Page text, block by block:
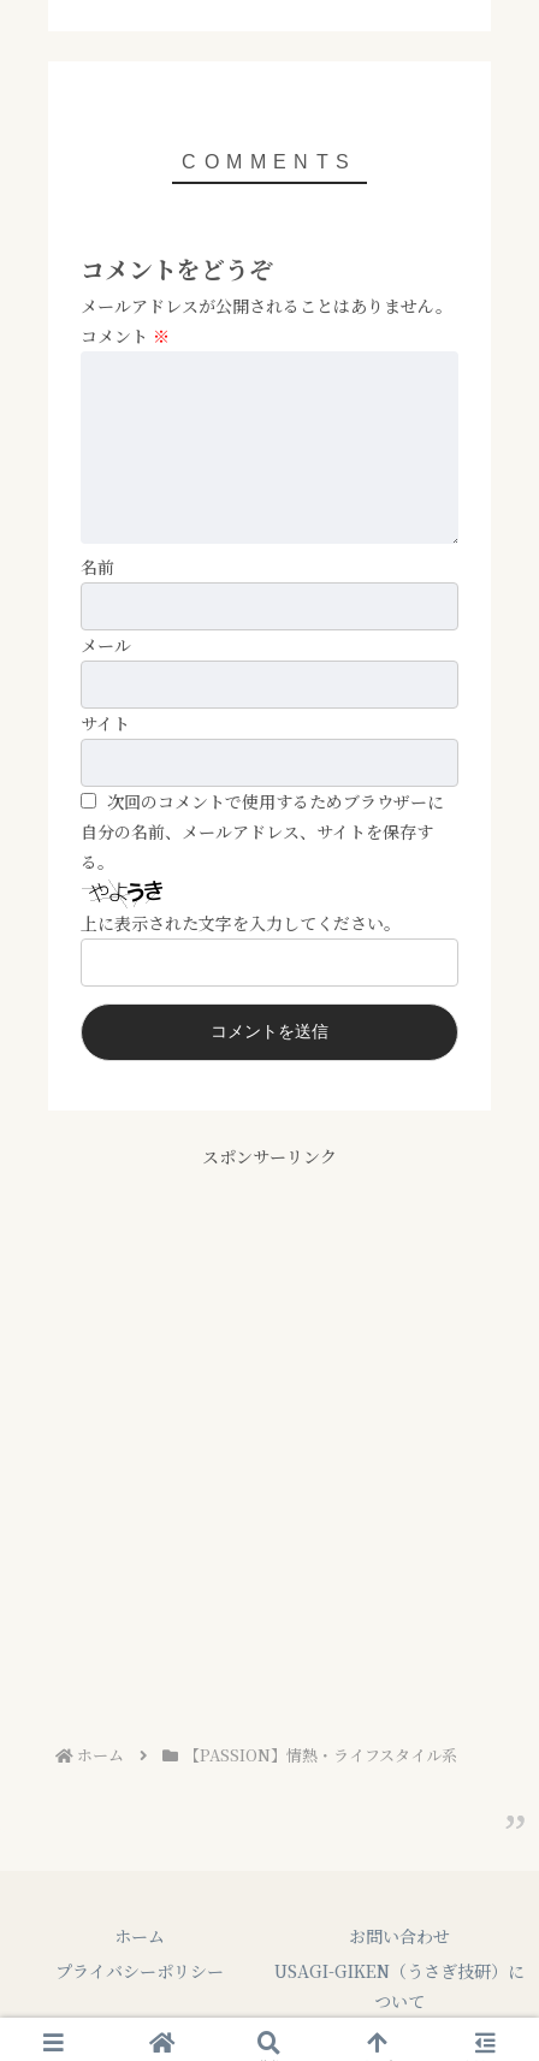
コメントをどうぞ
メールアドレスが公開されることはありません。
コメント ※
名前
メール
サイト
次回のコメントで使用するためブラウザーに
自分の名前、メールアドレス、サイトを保存す
る。
上に表示された文字を入力してください。
スポンサーリンク
ホーム 【PASSION】情熱・ライフスタイル系
ホーム
お問い合わせ
プライバシーポリシー
USAGI-GIKEN（うさぎ技研）に
ついて
Copyright © 2023-2026 USAGI GIKEN All Rights Reserved.